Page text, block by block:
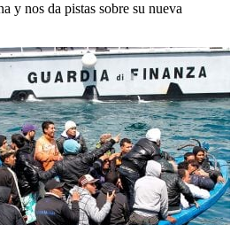
y nos da pistas sobre su nueva